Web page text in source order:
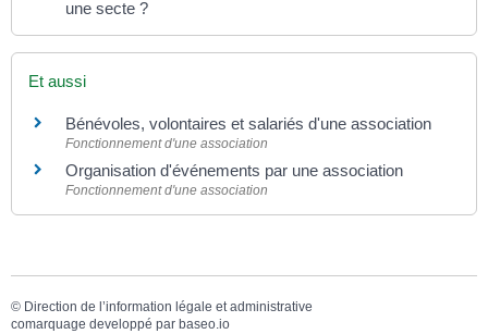
une secte ?
Et aussi
Bénévoles, volontaires et salariés d'une association
Fonctionnement d'une association
Organisation d'événements par une association
Fonctionnement d'une association
© Direction de l’information légale et administrative
comarquage developpé par baseo.io